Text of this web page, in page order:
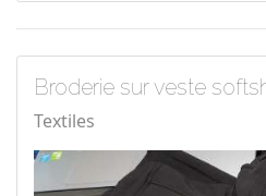
Broderie sur veste
Textiles